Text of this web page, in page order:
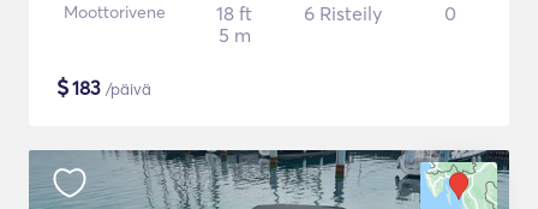
Moottorivene
18 ft
5 m
6 Risteily 0
$183 /päivä